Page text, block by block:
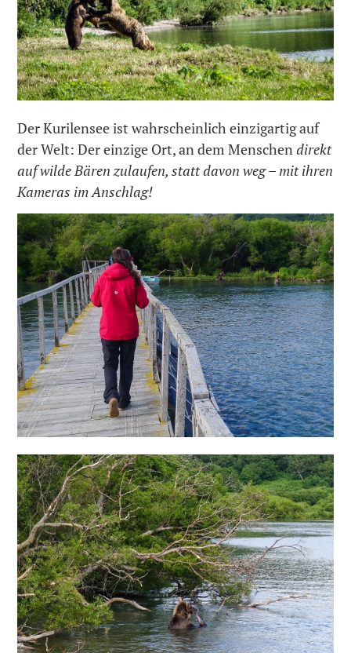
Der Kurilensee ist wahrscheinlich einzigartig auf
der Welt: Der einzige Ort, an dem Menschendirekt
auf wilde Bären zulaufen, statt davon weg–mit ihren
Kameras im Anschlag!